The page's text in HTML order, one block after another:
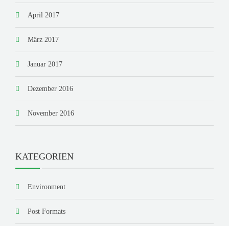
April 2017
März 2017
Januar 2017
Dezember 2016
November 2016
KATEGORIEN
Environment
Post Formats